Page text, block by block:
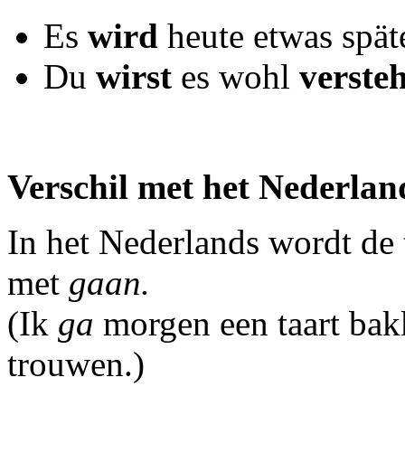
Es wird heute etwas
Du wirst es wohl
Verschil met het
In het Nederlands wordt
met gaan.
(Ik ga morgen een taart
trouwen.)